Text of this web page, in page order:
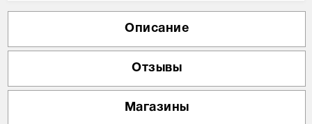
Описание
Отзывы
Магазины